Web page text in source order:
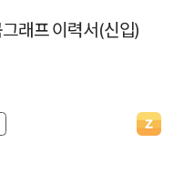
래프 이력서(신입)